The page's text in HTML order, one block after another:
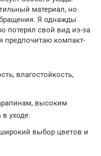
материал, но
Я однажды
потерял свой вид из-за
предпочитаю компакт-
влагостойкость,
высоким
в уходе.
выбор цветов и